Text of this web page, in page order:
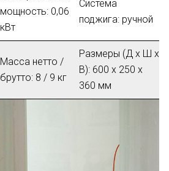
мощность: 0,06
кВт
Система
поджига: ручной
Масса нетто /
брутто: 8 / 9 кг
Размеры (Д х Ш х
В): 600 x 250 x
360 мм